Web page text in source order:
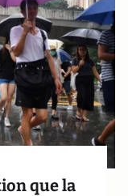
que la